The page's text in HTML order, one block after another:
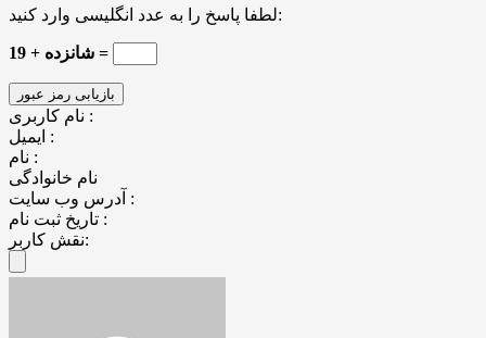
لطفا پاسخ را به عدد انگلیسی وارد کنید:
19 + شانزده =
نام کاربری :
ایمیل :
نام :
نام خانوادگی
آدرس وب سایت :
تاریخ ثبت نام :
نقش کاربر: